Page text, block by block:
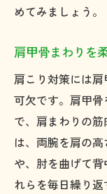
めてみましょう。
肩甲骨まわりを
肩こり対策には
可欠です。肩甲
で、肩まわりの
は、両腕を肩の
や、肘を曲げて
れらを毎日繰り返